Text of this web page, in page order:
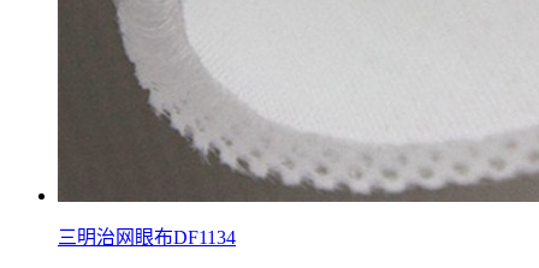
三明治网眼布DF1134